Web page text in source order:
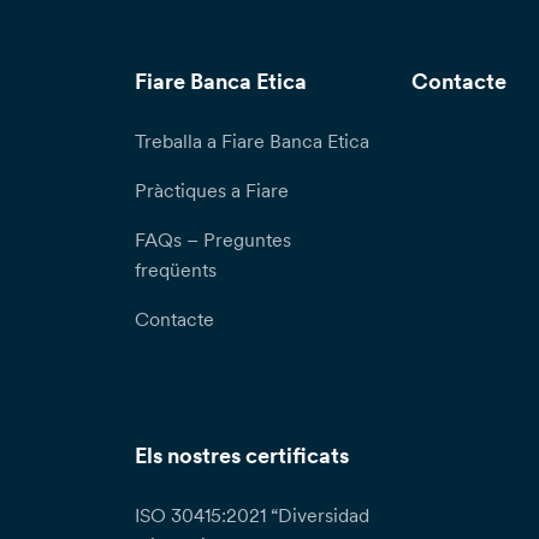
Fiare Banca Etica
Treballa a Fiare Banca Etica
Pràctiques a Fiare
FAQs – Preguntes
freqüents
Contacte
Contacte
Els nostres certificats
ISO 30415:2021 “Diversidad